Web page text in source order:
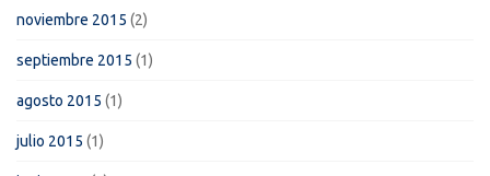
noviembre 2015 (2)
septiembre 2015 (1)
agosto 2015 (1)
julio 2015 (1)